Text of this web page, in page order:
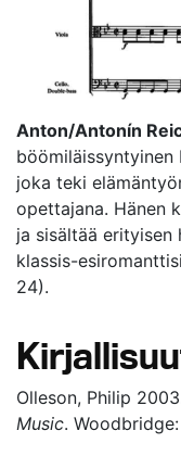
Anton/Antonín
böömiläissyntyinen
joka teki
opettajana. Hänen
ja sisältää erityisen
klassis-
24).
Olleson, Philip
Music.